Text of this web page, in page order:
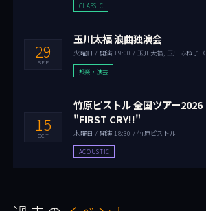
CLASSIC
29
SEP
玉川太福 浪曲独演会
火曜日 / 開演 19:00 / 玉川太福, 玉川みね子（
邦楽・演芸
15
OCT
竹原ピストル 全国ツアー2026
"FIRST CRY!!"
木曜日 / 開演 18:30 / 竹原ピストル
ACOUSTIC